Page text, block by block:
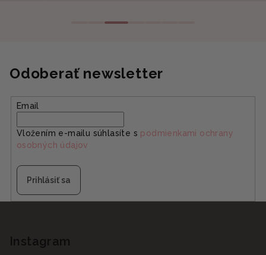
Odoberať newsletter
Email
Vložením e-mailu súhlasíte s podmienkami ochrany
osobných údajov
Prihlásiť sa
Instagram